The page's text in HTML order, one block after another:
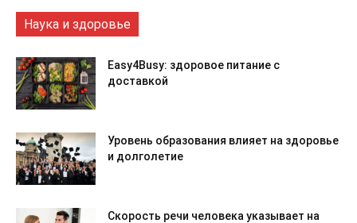
Наука и здоровье
Easy4Busy: здоровое питание с
доставкой
Уровень образования влияет на здоровье
и долголетие
Скорость речи человека указывает на